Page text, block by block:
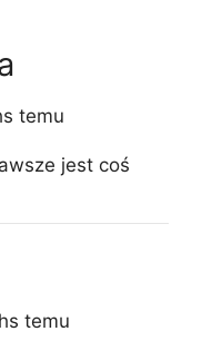
temu
jest coś
temu